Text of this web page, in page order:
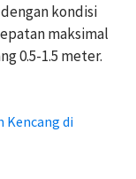
kondisi
maksimal
0.5-1.5 meter.
Kencang di